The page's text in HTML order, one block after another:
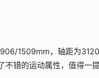
1509mm，轴距为
错的运动属性，值得一